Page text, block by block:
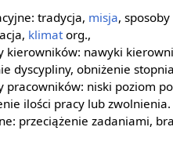
tradycja, misja,
klimatorg.,
kierowników: nawyki
dyscypliny, obniżenie
pracowników: niski poziom
ilości pracy lub zwolnienia.
przeciążenie zadaniami,